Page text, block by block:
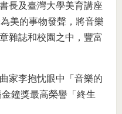
長及臺灣大學美育講座
美的事物發聲，將音樂
雜誌和校園之中，豐富
家李抱忱眼中「音樂的
鐘獎最高榮譽「終生